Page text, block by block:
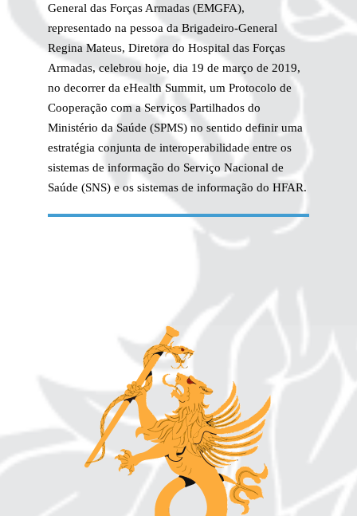
General das Forças Armadas (EMGFA),
representado na pessoa da Brigadeiro-General
Regina Mateus, Diretora do Hospital das Forças
Armadas, celebrou hoje, dia 19 de março de 2019,
no decorrer da eHealth Summit, um Protocolo de
Cooperação com a Serviços Partilhados do
Ministério da Saúde (SPMS) no sentido definir uma
estratégia conjunta de interoperabilidade entre os
sistemas de informação do Serviço Nacional de
Saúde (SNS) e os sistemas de informação do HFAR.